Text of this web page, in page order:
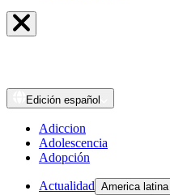
Edición español
Adiccion
Adolescencia
Adopción
Actualidad America latina